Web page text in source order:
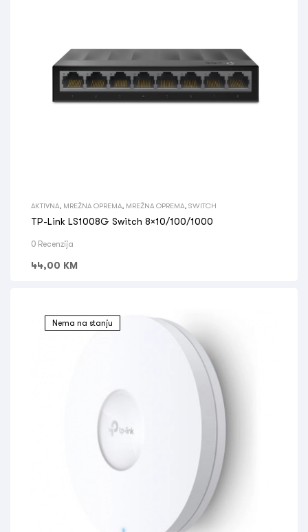
AKTIVNA MREŽNA OPREMA MREŽNA OPREMA SWITCH
TP-Link LS1008G Switch 8×10/100/1000
0 Recenzija
44,00 KM
Nema na stanju